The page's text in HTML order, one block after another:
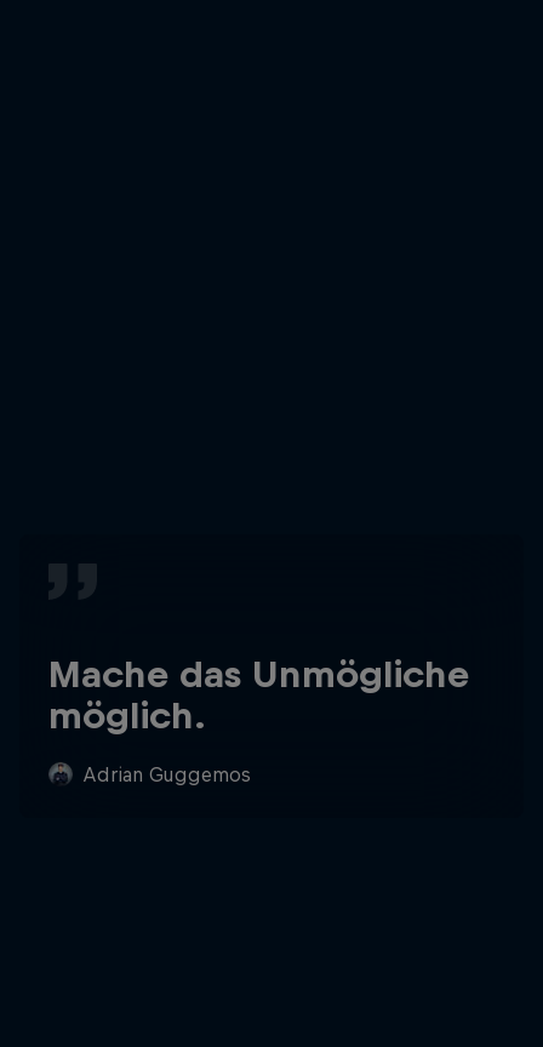
Mache das Unmögliche
möglich.
Adrian Guggemos